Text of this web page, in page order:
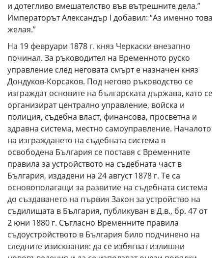
и дотегливо вмешателство във вътрешните дела.”
Императорът Александър I добавил: “Аз именно това
желая.”
На 19 февруари 1878 г. княз Черкаски внезапно
починал. За ръководител на Временното руско
управление след неговата смърт е назначен княз
Дондуков-Корсаков. Под негово ръководство се
изграждат основите на българската държава, като се
организират централно управление, войска и
полиция, съдебна власт, финансова, просветна и
здравна система, местно самоуправление. Началото
на изграждането на съдебната система в
освободена България се поставя с Временните
правила за устройството на съдебната част в
България, издадени на 24 август 1878 г. Те са
основополагащи за развитие на съдебната система
до създаването на първия Закон за устройство на
съдилищата в България, публикуван в Д.в., бр. 47 от
2 юни 1880 г. Съгласно Временните правила
съдоустройството в България било подчинено на
следните изисквания: да се избягват излишни